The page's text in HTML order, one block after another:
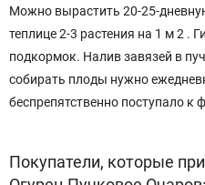
Можно вырастить 20-25-
теплице 2-3 растения на 1 м 2 .
подкормок. Налив завязей в
собирать плоды нужно
беспрепятственно поступало
Покупатели, которые